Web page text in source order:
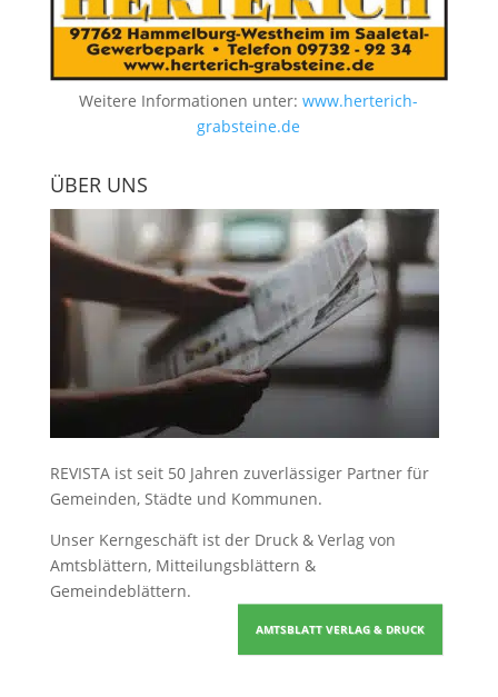
Weitere Informationen unter:www.herterich-
grabsteine.de
ÜBER UNS
REVISTA ist seit 50 Jahren zuverlässiger Partner für
Gemeinden, Städte und Kommunen.
Unser Kerngeschäft ist der Druck & Verlag von
Amtsblättern, Mitteilungsblättern &
Gemeindeblättern.
AMTSBLATT VERLAG & DRUCK